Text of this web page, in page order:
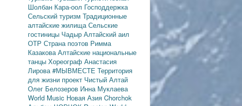
Шолбан Кара-оол Господдержка
Сельский туризм Традиционные
алтайские жилищаСельские
гостиницы Чадыр Алтайский аил
ОТР Страна поэтов Римма
КазаковаАлтайские национальные
танцы Хореограф Анастасия
Лирова#МЫВМЕСТЕ Территория
для жизни проект Чистый Алтай
Олег Белозеров Инна Муклаева
World Music Новая Азия Chorchok